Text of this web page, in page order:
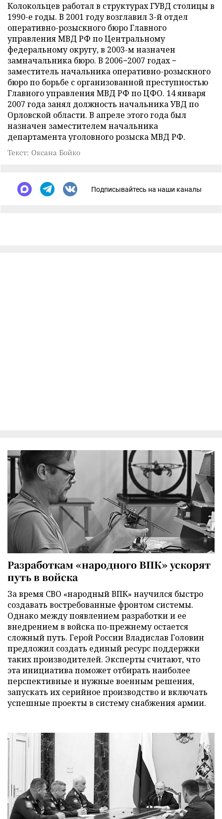
Колокольцев работал в структурах ГУВД столицы в
1990-е годы. В 2001 году возглавил 3-й отдел
оперативно-розыскного бюро Главного
управления МВД РФ по Центральному
федеральному округу, в 2003-м назначен
замначальника бюро. В 2006−2007 годах −
заместитель начальника оперативно-розыскного
бюро по борьбе с организованной преступностью
Главного управления МВД РФ по ЦФО. 14 января
2007 года занял должность начальника УВД по
Орловской области. В апреле этого года был
назначен заместителем начальника
департамента уголовного розыска МВД РФ.
Текст: Оксана Бойко
Подписывайтесь на наши каналы
Разработкам «народного ВПК» ускорят
путь в войска
За время СВО «народный ВПК» научился быстро
создавать востребованные фронтом системы.
Однако между появлением разработки и ее
внедрением в войска по-прежнему остается
сложный путь. Герой России Владислав Головин
предложил создать единый ресурс поддержки
таких производителей. Эксперты считают, что
эта инициатива поможет отбирать наиболее
перспективные и нужные военным решения,
запускать их серийное производство и включать
успешные проекты в систему снабжения армии.